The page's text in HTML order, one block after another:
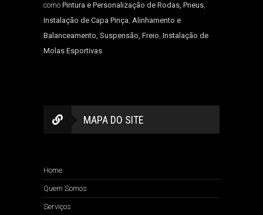
como Pintura e Personalização de Rodas, Pneus,
Instalação de Capa Pinça, Alinhamento e
Balanceamento, Suspensão, Freio, Instalação de
Molas Esportivas.
MAPA DO SITE
Home
Quem Somos
Serviços